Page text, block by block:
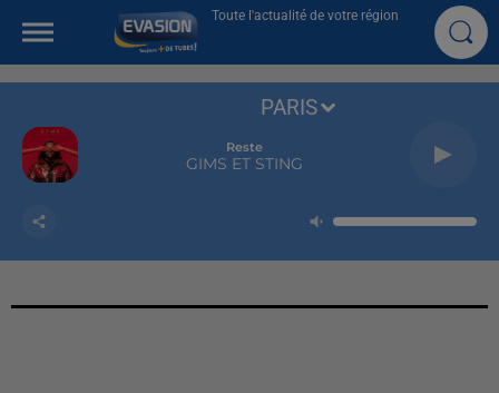
Toute l'actualité de votre région
Reste
GIMS ET STING
PARIS